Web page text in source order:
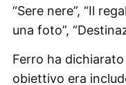
“Sere nere”, “Il
una foto”,
Ferro ha
obiettivo era